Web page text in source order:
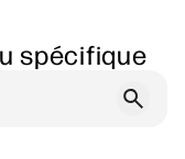
spécifique